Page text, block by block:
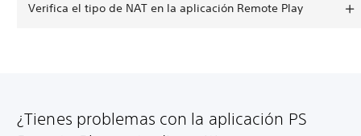
Verifica el tipo de NAT en la aplicación Remote Play
¿Tienes problemas con la aplicación PS